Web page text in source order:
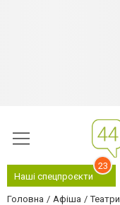
Наші спецпроєкти
23
Головна Афіша Театри